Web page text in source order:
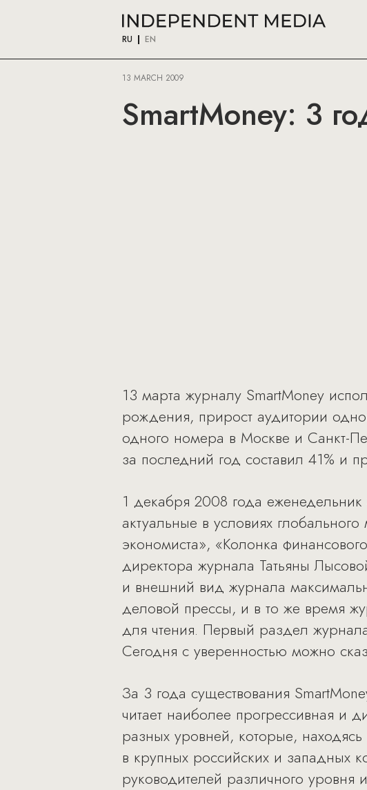
RU EN
13 MARCH 2009
SmartMoney: 3
13 марта журналу SmartMoney
рождения, прирост аудитории
одного номера в Москве и Санкт-
за последний год составил 41% и
1 декабря 2008 года
актуальные в условиях
экономиста», «Колонка
директора журнала Татьяны
и внешний вид журнала
деловой прессы, и в то же время
для чтения. Первый раздел
Сегодня с уверенностью можно
За 3 года существования
читает наиболее прогрессивная и
разных уровней, которые,
в крупных российских и
руководителей различного уровня